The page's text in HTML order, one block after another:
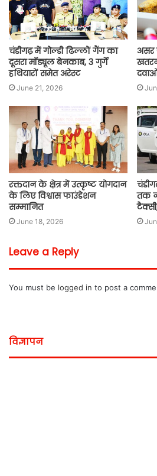
चंडीगढ़ में गोल्डी ढिल्लों गैंग का
दूसरा मॉड्यूल बेनकाब, 3 गुर्गे
हथियारों समेत अरेस्ट
June 21, 2026
असर
रक्तदान के क्षेत्र में उत्कृष्ट योगदान
के लिए विश्वास फाउंडेशन
सम्मानित
June 18, 2026
तक
Leave a Reply
You must be logged in to post a
विज्ञापन